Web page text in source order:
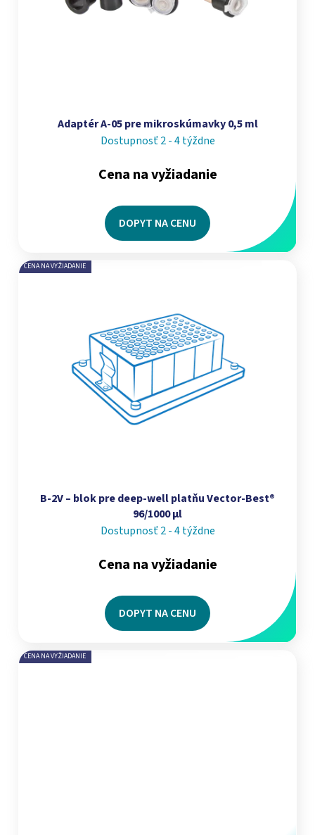
Adaptér A-05 pre mikroskúmavky 0,5 ml
Dostupnosť 2 - 4 týždne
Cena na vyžiadanie
DOPYT NA CENU
CENA NA VYŽIADANIE
B-2V – blok pre deep-well platňu Vector-Best®
96/1000 μl
Dostupnosť 2 - 4 týždne
Cena na vyžiadanie
DOPYT NA CENU
CENA NA VYŽIADANIE